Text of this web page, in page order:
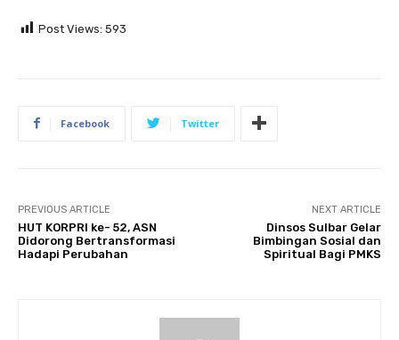
Post Views: 593
Facebook Twitter
PREVIOUS ARTICLE
HUT KORPRI ke- 52, ASN
Didorong Bertransformasi
Hadapi Perubahan
NEXT ARTICLE
Dinsos Sulbar Gelar
Bimbingan Sosial dan
Spiritual Bagi PMKS